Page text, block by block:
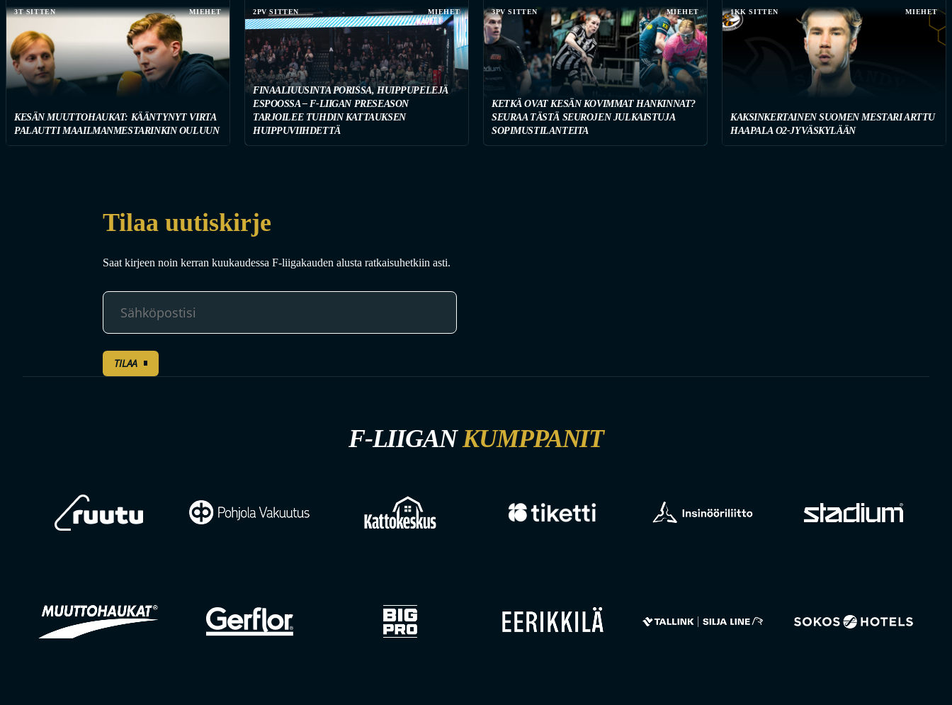
3T SITTEN MIEHET
KESÄN MUUTTOHAUKAT: KÄÄNTYNYT VIRTA
PALAUTTI MAAILMANMESTARINKIN OULUUN
2PV SITTEN MIEHET
FINAALIUUSINTA PORISSA, HUIPPUPELEJÄ
ESPOOSSA – F-LIIGAN PRESEASON
TARJOILEE TUHDIN KATTAUKSEN
HUIPPUVIIHDETTÄ
3PV SITTEN MIEHET
KETKÄ OVAT KESÄN KOVIMMAT HANKINNAT?
SEURAA TÄSTÄ SEUROJEN JULKAISTUJA
SOPIMUSTILANTEITA
1KK SITTEN MIEHET
KAKSINKERTAINEN SUOMEN MESTARI ARTTU
HAAPALA O2-JYVÄSKYLÄÄN
Tilaa uutiskirje
Saat kirjeen noin kerran kuukaudessa F-liigakauden alusta ratkaisuhetkiin asti.
TILAA
F-LIIGANKUMPPANIT